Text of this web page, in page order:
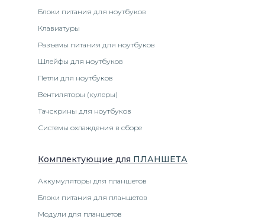
Блоки питания для ноутбуков
Клавиатуры
Разъемы питания для ноутбуков
Шлейфы для ноутбуков
Петли для ноутбуков
Вентиляторы (кулеры)
Тачскрины для ноутбуков
Системы охлаждения в сборе
Комплектующие для ПЛАНШЕТА
Аккумуляторы для планшетов
Блоки питания для планшетов
Модули для планшетов